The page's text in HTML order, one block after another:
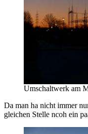
Umschaltwerk am
Da man ha nicht immer
gleichen Stelle ncoh ein